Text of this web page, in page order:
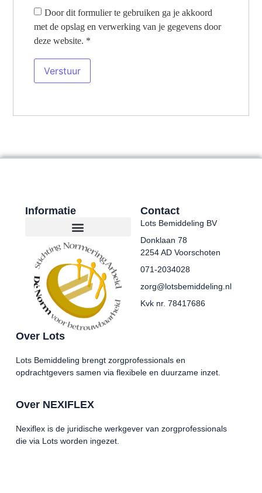
Door dit formulier te gebruiken ga je akkoord
met de opslag en verwerking van je gegevens door
deze website. *
Over Lots
Lots Bemiddeling brengt zorgprofessionals en
opdrachtgevers samen via flexibele en duurzame inzet.
Over NEXIFLEX
Nexiflex is de juridische werkgever van zorgprofessionals
die via Lots worden ingezet.
Informatie Contact
Lots Bemiddeling BV
Donklaan 78
2254 AD Voorschoten
071-2034028
zorg@lotsbemiddeling.nl
Kvk nr. 78417686